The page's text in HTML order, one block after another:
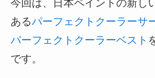
今回は、日本ペイントの新し
あるパーフェクトクーラーサ
パーフェクトクーラーベスト
です。